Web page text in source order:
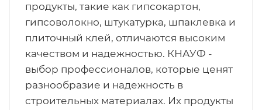
продукты, такие как гипсокартон,
гипсоволокно, штукатурка, шпаклевка и
плиточный клей, отличаются высоким
качеством и надежностью. КНАУФ -
выбор профессионалов, которые ценят
разнообразие и надежность в
строительных материалах. Их продукты